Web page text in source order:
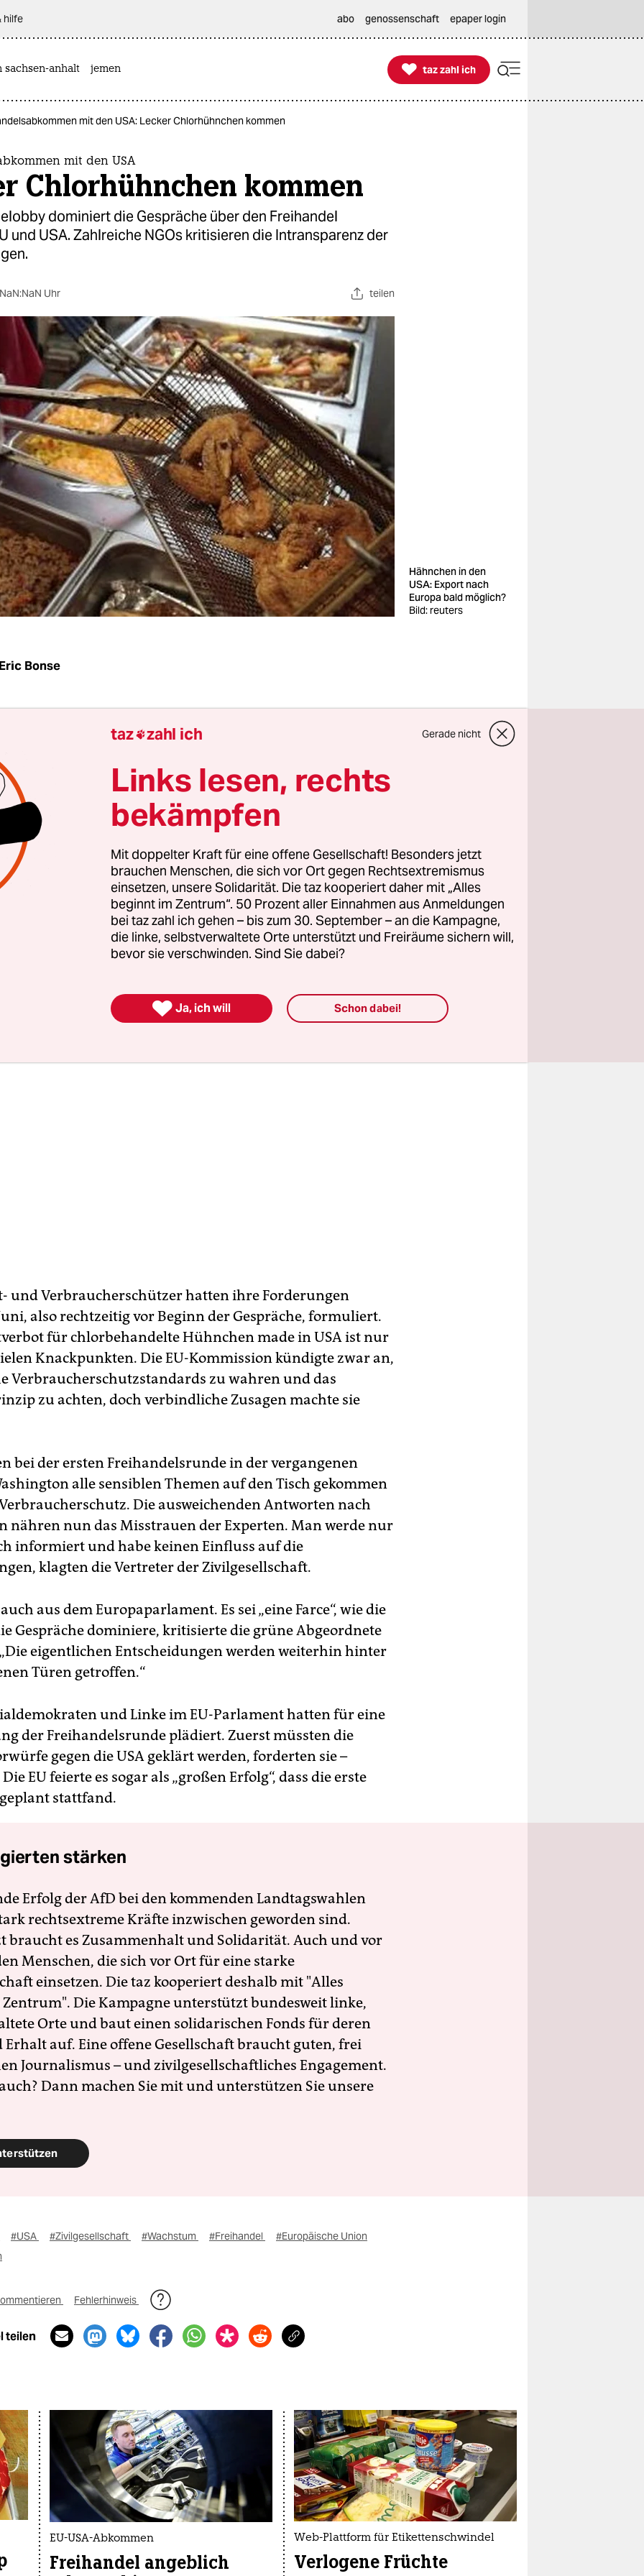
hilfe abo genossenschaft epaper login
sachsen-anhalt jemen 
taz zahl ich
taz zahl ich
mit den USA: Lecker Chlorhühnchen kommen
mit den USA
Chlorhühnchen kommen
dominiert die Gespräche über den Freihandel
und USA. Zahlreiche NGOs kritisieren die Intransparenz der
NaN:NaN Uhr teilen
Hähnchen in den
USA: Export nach
Europa bald möglich?
Bild: reuters
Eric Bonse
| Vergesst Prism und die Internetüberwachung, freut
Wachstumschancen: Unter diesem Motto hat die EU-
eine Charmeoffensive zu dem umstrittenen
mit den USA gestartet. Doch nach einem ersten
zeigten sich Umweltschützer, Gewerkschafter und
unzufrieden: Die Industrielobby dominiere die
EU sei nicht zu Garantien im Verbraucherschutz bereit.
ist noch lange nicht gegessen“, sagte Jürgen
Greenpeace.
hatte sich die EU-Kommission mit mehr als 150
Nichtregierungsorganisationen (NGO) getroffen. Die
nur ausweichend geantwortet.
und Verbraucherschützer hatten ihre Forderungen
also rechtzeitig vor Beginn der Gespräche, formuliert.
für chlorbehandelte Hühnchen made in USA ist nur
Knackpunkten. Die EU-Kommission kündigte zwar an,
Verbraucherschutzstandards zu wahren und das
zu achten, doch verbindliche Zusagen machte sie
bei der ersten Freihandelsrunde in der vergangenen
alle sensiblen Themen auf den Tisch gekommen
Die ausweichenden Antworten nach
nähren nun das Misstrauen der Experten. Man werde nur
informiert und habe keinen Einfluss auf die
klagten die Vertreter der Zivilgesellschaft.
aus dem Europaparlament. Es sei „eine Farce“, wie die
Gespräche dominiere, kritisierte die grüne Abgeordnete
eigentlichen Entscheidungen werden weiterhin hinter
Türen getroffen.“
und Linke im EU-Parlament hatten für eine
der Freihandelsrunde plädiert. Zuerst müssten die
gegen die USA geklärt werden, forderten sie –
EU feierte es sogar als „großen Erfolg“, dass die erste
stattfand.
stärken
Erfolg der AfD bei den kommenden Landtagswahlen
rechtsextreme Kräfte inzwischen geworden sind.
braucht es Zusammenhalt und Solidarität. Auch und vor
Menschen, die sich vor Ort für eine starke
einsetzen. Die taz kooperiert deshalb mit "Alles
Die Kampagne unterstützt bundesweit linke,
Orte und baut einen solidarischen Fonds für deren
Erhalt auf. Eine offene Gesellschaft braucht guten, frei
Journalismus – und zivilgesellschaftliches Engagement.
Dann machen Sie mit und unterstützen Sie unsere
#USA #Zivilgesellschaft #Wachstum #Freihandel
#Europäische Union
Fehlerhinweis
teilen
EU-USA-Abkommen
Freihandel angeblich
Web-Plattform für Etikettenschwindel
Verlogene Früchte
taz zahl ich Gerade nicht
Links lesen, rechts
bekämpfen
Mit doppelter Kraft für eine offene Gesellschaft! Besonders jetzt
brauchen Menschen, die sich vor Ort gegen Rechtsextremismus
einsetzen, unsere Solidarität. Die taz kooperiert daher mit „Alles
beginnt im Zentrum“. 50 Prozent aller Einnahmen aus Anmeldungen
bei taz zahl ich gehen – bis zum 30. September – an die Kampagne,
die linke, selbstverwaltete Orte unterstützt und Freiräume sichern will,
bevor sie verschwinden. Sind Sie dabei?
 Ja, ich will Schon dabei!